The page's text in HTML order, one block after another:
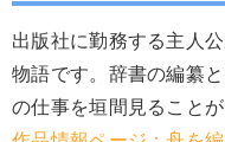
出版社に勤務する主人
物語です。辞書の編纂
の仕事を垣間見ることが